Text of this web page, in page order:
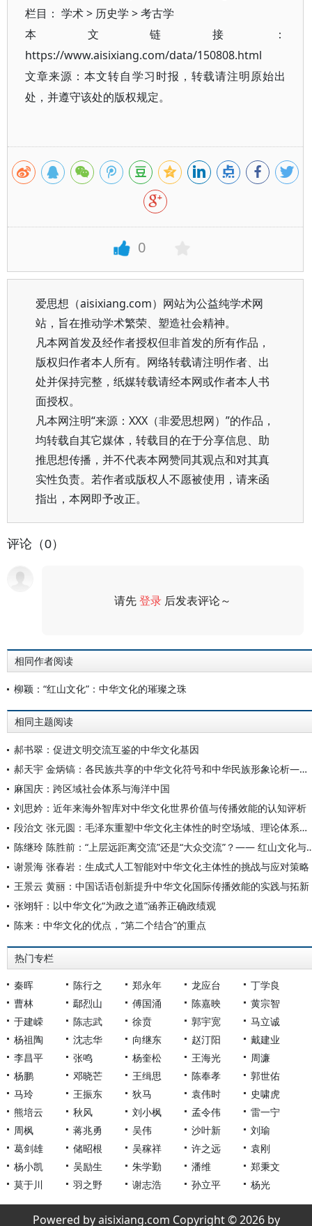
栏目： 学术> 历史学 >考古学
本文链接：
https://www.aisixiang.com/data/150808.html
文章来源：本文转自学习时报，转载请注明原始出
处，并遵守该处的版权规定。
0
爱思想（aisixiang.com）网站为公益纯学术网
站，旨在推动学术繁荣、塑造社会精神。
凡本网首发及经作者授权但非首发的所有作品，
版权归作者本人所有。网络转载请注明作者、出
处并保持完整，纸媒转载请经本网或作者本人书
面授权。
凡本网注明“来源：XXX（非爱思想网）”的作品，
均转载自其它媒体，转载目的在于分享信息、助
推思想传播，并不代表本网赞同其观点和对其真
实性负责。若作者或版权人不愿被使用，请来函
指出，本网即予改正。
评论（0）
请先登录 后发表评论～
相同作者阅读
柳颖：“红山文化”：中华文化的璀璨之珠
相同主题阅读
郝书翠：促进文明交流互鉴的中华文化基因
郝天宇 金炳镐：各民族共享的中华文化符号和中华民族形象论析——以人民币为视角
麻国庆：跨区域社会体系与海洋中国
刘思妗：近年来海外智库对中华文化世界价值与传播效能的认知评析
段治文 张元圆：毛泽东重塑中华文化主体性的时空场域、理论体系及重要启示
陈继玲 陈胜前：“上层远距离交流”还
谢景海 张春岩：生成式人工智能对中华文化主体性的挑战与应对策略
王景云 黄丽：中国话语创新提升中华文化国际传播效能的实践与拓新
张翊轩：以中华文化“为政之道”涵养正确政绩观
陈来：中华文化的优点，“第二个结合”的重点
热门专栏
秦晖 陈行之 郑永年 龙应台
丁学良
曹林
鄢烈山 傅国涌 陈嘉映
黄宗智
于建嵘
陈志武 徐贲 郭宇宽
马立诚
杨祖陶
沈志华 向继东 赵汀阳
戴建业
李昌平
张鸣 杨奎松 王海光
周濂
杨鹏
邓晓芒 王缉思 陈奉孝
郭世佑
马玲
王振东 狄马 袁伟时
史啸虎
熊培云
秋风 刘小枫 孟令伟
雷一宁
周枫
蒋兆勇 吴伟 沙叶新
刘瑜
葛剑雄
储昭根 吴稼祥 许之远
袁刚
杨小凯
吴励生 朱学勤 潘维
郑秉文
莫于川
羽之野 谢志浩 孙立平 杨光
Powered by aisixiang.com Copyright © 2026 by